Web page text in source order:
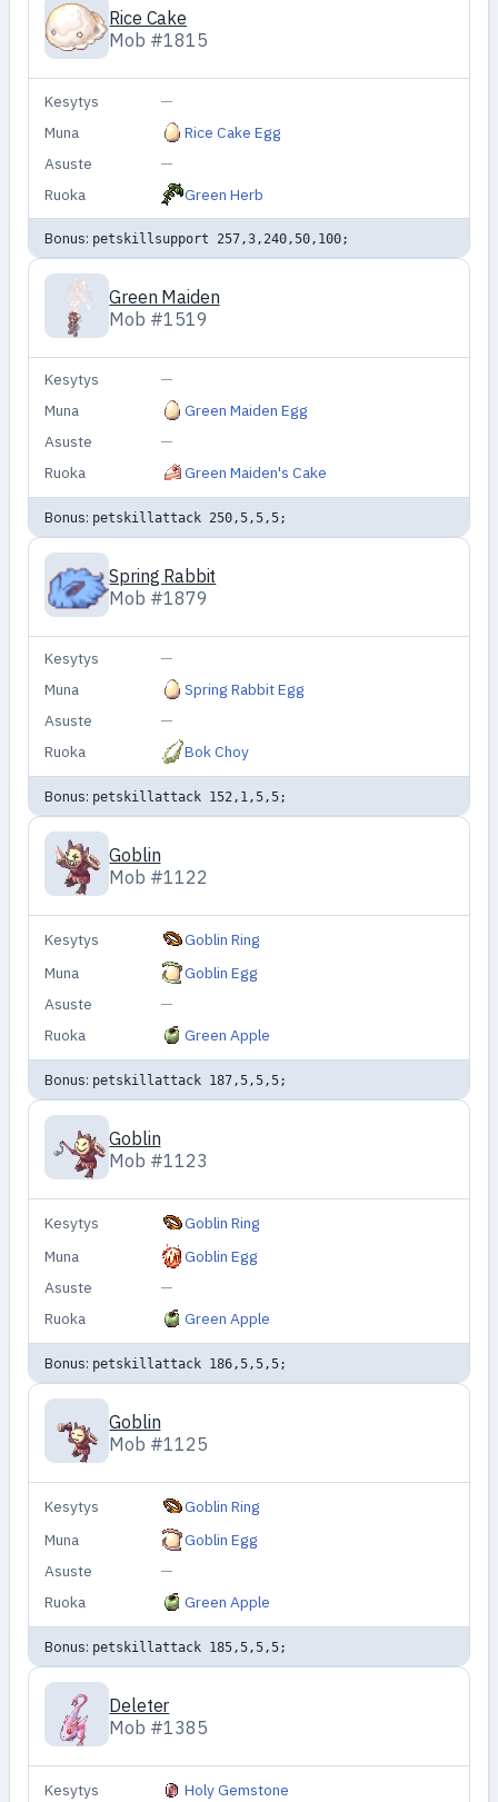
Rice Cake
Mob #1815
Kesytys
—
Muna
Rice Cake Egg
Asuste
—
Ruoka
Green Herb
Bonus: petskillsupport 257,3,240,50,100;
Green Maiden
Mob #1519
Kesytys
—
Muna
Green Maiden Egg
Asuste
—
Ruoka
Green Maiden's Cake
Bonus: petskillattack 250,5,5,5;
Spring Rabbit
Mob #1879
Kesytys
—
Muna
Spring Rabbit Egg
Asuste
—
Ruoka
Bok Choy
Bonus: petskillattack 152,1,5,5;
Goblin
Mob #1122
Kesytys
Goblin Ring
Muna
Goblin Egg
Asuste
—
Ruoka
Green Apple
Bonus: petskillattack 187,5,5,5;
Goblin
Mob #1123
Kesytys
Goblin Ring
Muna
Goblin Egg
Asuste
—
Ruoka
Green Apple
Bonus: petskillattack 186,5,5,5;
Goblin
Mob #1125
Kesytys
Goblin Ring
Muna
Goblin Egg
Asuste
—
Ruoka
Green Apple
Bonus: petskillattack 185,5,5,5;
Deleter
Mob #1385
Kesytys
Holy Gemstone